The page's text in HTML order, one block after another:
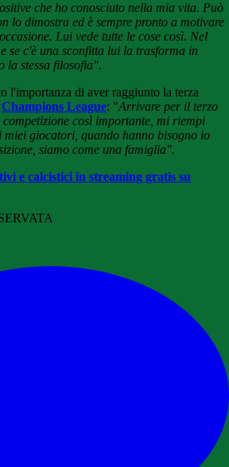
che ho conosciuto nella mia vita. Può
lo dimostra ed è sempre pronto a motivare
Lui vede tutte le cose così. Nel
se c'è una sconfitta lui la trasforma in
la stessa filosofia".
l'importanza di aver raggiunto la terza
Champions League: "Arrivare per il terzo
così importante, mi riempi
giocatori, quando hanno bisogno io
siamo come una famiglia".
e calcistici in streaming gratis su